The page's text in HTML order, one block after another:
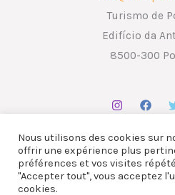
Turismo de
Edifício da
8500-300
Copyright © 2026 ATP -
Nous utilisons des cookies sur
offrir une expérience plus
préférences et vos visites
"Accepter tout", vous acceptez
cookies.